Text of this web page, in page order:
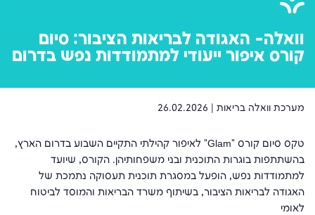
וואלה- האגודה לבריאות הציבור: סיום
קורס איפור ייעודי למתמודדות נפש בדרום
מערכת וואלה בריאות | 26.02.2026
טקס סיום קורס "Glam" לאיפור קהילתי התקיים השבוע בדרום הארץ,
בהשתתפות בוגרות התוכנית ובני משפחותיהן. הקורס, שיועד
למתמודדות נפש, הופעל במסגרת תוכנית תעסוקה נתמכת של
האגודה לבריאות הציבור, בשיתוף משרד הבריאות והמוסד לביטוח
לאומי